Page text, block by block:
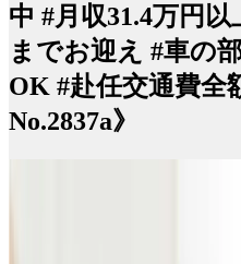
中 #月収31.4万円
までお迎え #車の
OK #赴任交通費全
No.2837a》